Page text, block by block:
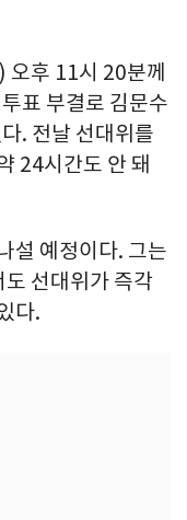
오후 11시 20분께
표 부결로 김문수
. 전날 선대위를
24시간도 안 돼
설 예정이다. 그는
선대위가 즉각
다.